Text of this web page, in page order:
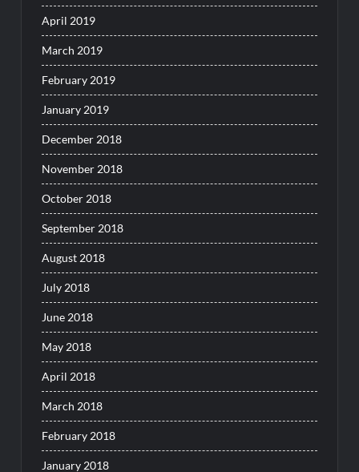
April 2019
March 2019
February 2019
January 2019
December 2018
November 2018
October 2018
September 2018
August 2018
July 2018
June 2018
May 2018
April 2018
March 2018
February 2018
January 2018